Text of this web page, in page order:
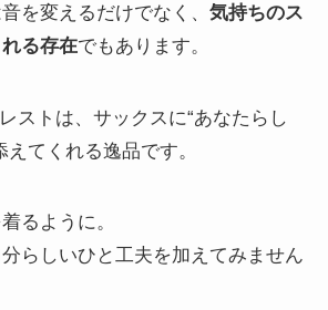
を変えるだけでなく、 気持ちのス
る存在でもあります。
ストは、サックスに“あなたらし
えてくれる逸品です。
るように。
らしいひと工夫を加えてみません